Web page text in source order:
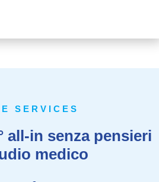
SERVICES
all-in senza pensieri
medico